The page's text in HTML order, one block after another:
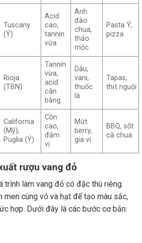
Tuscany
(Ý)
Acid
cao,
tannin
vừa
Anh
đào
chua,
thảo
mộc
Pasta Ý,
pizza
Rioja
(TBN)
Tannin
vừa,
acid
cân
bằng
Dâu,
vani,
thuốc
lá
Tapas,
thịt nguội
California
(Mỹ),
Puglia (Ý)
Cồn
cao,
đậm
vị
Mứt
berry,
gia vị
BBQ, sốt
cà chua
rượu vang đỏ
trình làm vang đỏ có đặc thù riêng:
cùng vỏ và hạt để tạo màu sắc,
hợp. Dưới đây là các bước cơ bản: